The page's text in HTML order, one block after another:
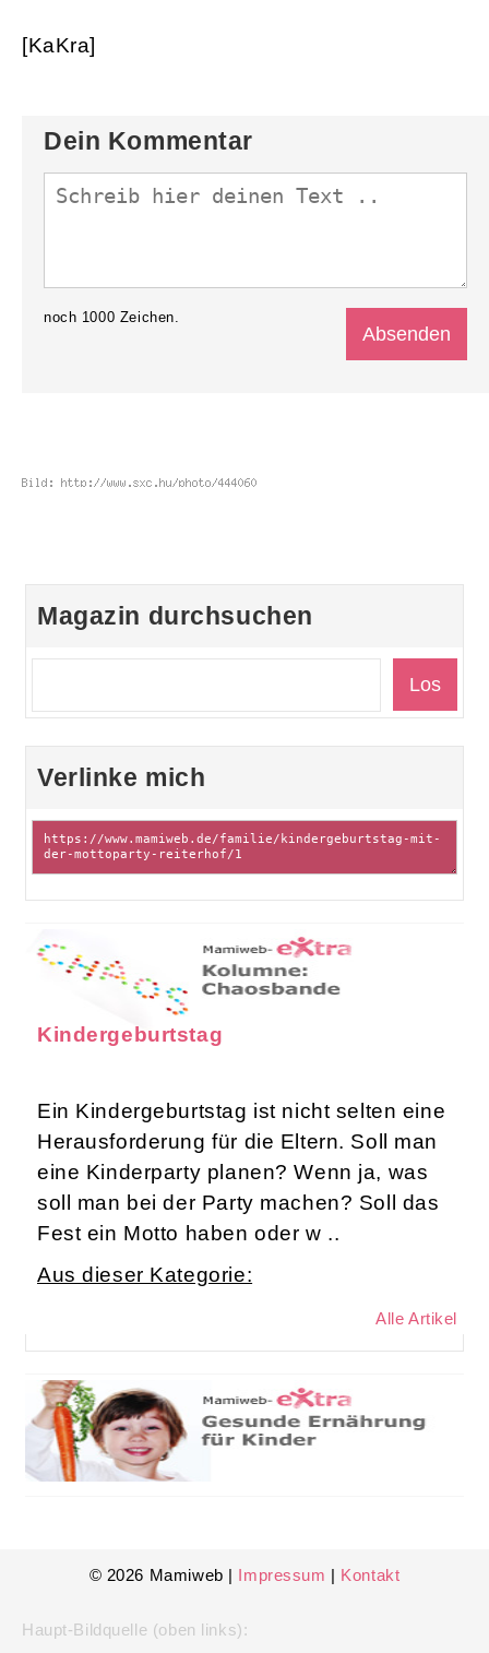
[KaKra]
Dein Kommentar
noch 1000 Zeichen.
Magazin durchsuchen
Verlinke mich
Kindergeburtstag
Ein Kindergeburtstag ist nicht selten eine
Herausforderung für die Eltern. Soll man
eine Kinderparty planen? Wenn ja, was
soll man bei der Party machen? Soll das
Fest ein Motto haben oder w ..
Aus dieser Kategorie:
Alle Artikel
© 2026 Mamiweb | Impressum | Kontakt
Haupt-Bildquelle (oben links):